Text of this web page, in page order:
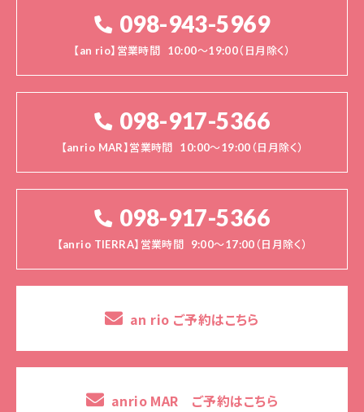
098-943-5969
【an rio】営業時間 10:00～19:00（日月除く）
098-917-5366
【anrio MAR】営業時間 10:00～19:00（日月除く）
098-917-5366
【anrio TIERRA】営業時間 9:00～17:00（日月除く）
an rio ご予約はこちら
anrio MAR ご予約はこちら